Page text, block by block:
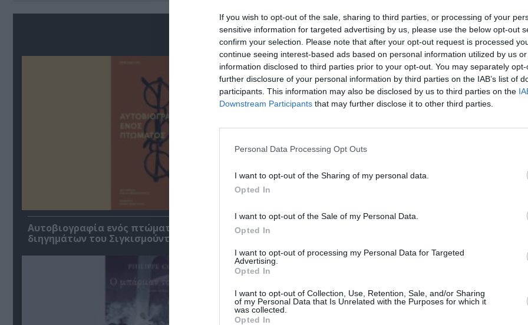
If you wish to opt-out of the sale, sharing to third parties, or processing of your
sensitive information for targeted advertising by us, please use the below opt-out
confirm your selection. Please note that after your opt-out request is processed
continue seeing interest-based ads based on personal information utilized by us
information disclosed to third parties prior to your opt-out. You may separately
further disclosure of your personal information by third parties on the IAB’s list of
participants. This information may also be disclosed by us to third parties on the
Downstream Participants that may further disclose it to other third parties.
Personal Data Processing Opt Outs
I want to opt-out of the Sharing of my personal data.
Opted In
I want to opt-out of the Sale of my Personal Data.
Opted In
I want to opt-out of processing my Personal Data for Targeted
Advertising.
Opted In
I want to opt-out of Collection, Use, Retention, Sale, and/or Sharing
of my Personal Data that Is Unrelated with the Purposes for which it
was collected.
Opted In
Σχετικά Άρθρα
Αυτοβιογραφία ενός πτώματος: Μια συλλογή
διηγημάτων του Σιγκισμούντ Κρζιζανόφσκι
Αντόνιο Πόρτσια – Φωνές: Ένα βιβλίο ως